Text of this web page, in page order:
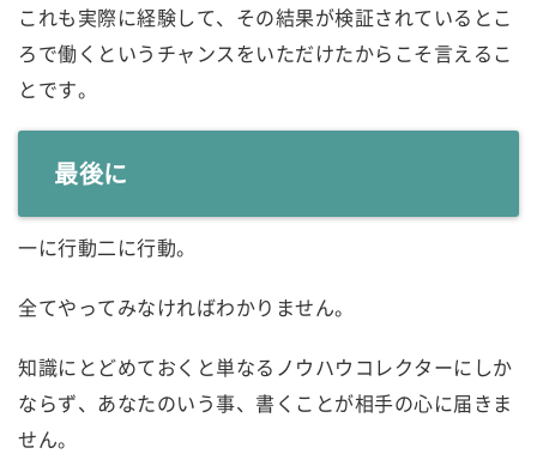
これも実際に経験して、その結果が検証されているとこ
ろで働くというチャンスをいただけたからこそ言えるこ
とです。
最後に
一に行動二に行動。
全てやってみなければわかりません。
知識にとどめておくと単なるノウハウコレクターにしか
ならず、あなたのいう事、書くことが相手の心に届きま
せん。